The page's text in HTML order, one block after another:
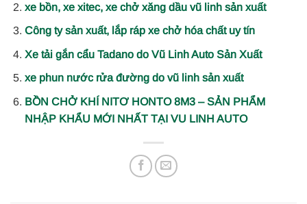
xe bồn, xe xitec, xe chở xăng dầu vũ linh sản xuất
Công ty sản xuất, lắp ráp xe chở hóa chất uy tín
Xe tải gắn cẩu Tadano do Vũ Linh Auto Sản Xuất
xe phun nước rửa đường do vũ linh sản xuất
BỒN CHỞ KHÍ NITƠ HONTO 8M3 – SẢN PHẨM
NHẬP KHẨU MỚI NHẤT TẠI VU LINH AUTO